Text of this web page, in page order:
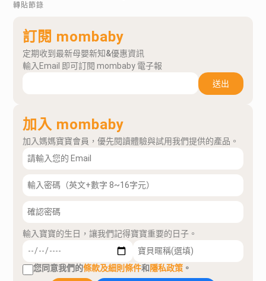
轉貼節錄
訂閱 mombaby
定期收到最新母嬰新知&優惠資訊
輸入Email 即可訂閱 mombaby 電子報
送出
加入 mombaby
加入媽媽寶寶會員，優先閱讀體驗與試用我們提供的產品。
輸入寶寶的生日，讓我們記得寶寶重要的日子。
您同意我們的條款及細則條件和隱私政策 。